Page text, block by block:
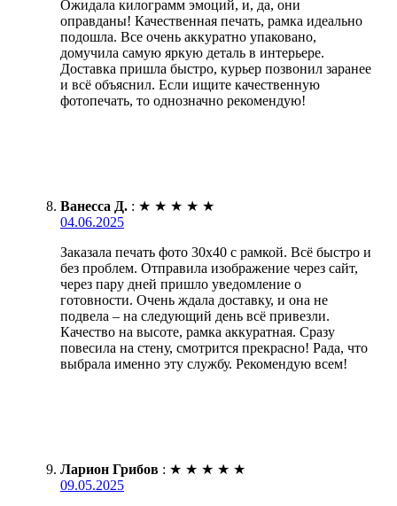
Ожидала килограмм эмоций, и, да, они
оправданы! Качественная печать, рамка идеально
подошла. Все очень аккуратно упаковано,
домучила самую яркую деталь в интерьере.
Доставка пришла быстро, курьер позвонил заранее
и всё объяснил. Если ищите качественную
фотопечать, то однозначно рекомендую!
Ванесса Д. : ★ ★ ★ ★ ★
04.06.2025
Заказала печать фото 30х40 с рамкой. Всё быстро и
без проблем. Отправила изображение через сайт,
через пару дней пришло уведомление о
готовности. Очень ждала доставку, и она не
подвела – на следующий день всё привезли.
Качество на высоте, рамка аккуратная. Сразу
повесила на стену, смотрится прекрасно! Рада, что
выбрала именно эту службу. Рекомендую всем!
Ларион Грибов : ★ ★ ★ ★ ★
09.05.2025